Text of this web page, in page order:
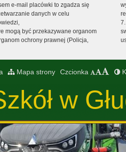
e-mail placówki to zgadza się
danych w celu
mogą być przekazywane organom
ochrony prawnej (Policja,
Mapa strony Czcionka
w